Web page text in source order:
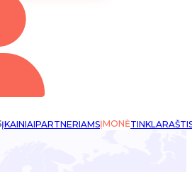
ĮKAINIAIPARTNERIAMSĮMONĖ